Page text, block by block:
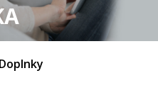
Doplnky